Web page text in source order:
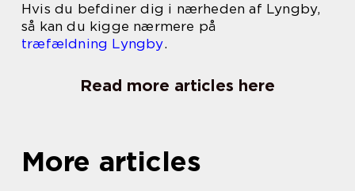
Hvis du befdiner dig i nærheden af Lyngby,
så kan du kigge nærmere på
træfældning Lyngby.
Read more articles here
More articles